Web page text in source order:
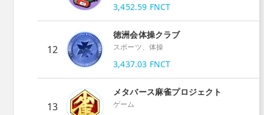
3,452.59 FNCT
12
徳洲会体操クラブ
スポーツ、体操
3,437.03 FNCT
13
メタバース麻雀プロジェクト
ゲーム